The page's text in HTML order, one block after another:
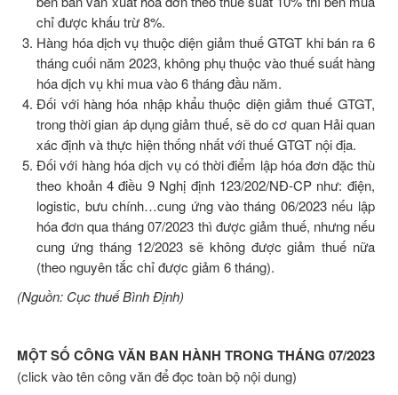
chỉ được khấu trừ 8%.
Hàng hóa dịch vụ thuộc diện giảm thuế GTGT khi bán ra 6
tháng cuối năm 2023, không phụ thuộc vào thuế suất hàng
hóa dịch vụ khi mua vào 6 tháng đầu năm.
Đối với hàng hóa nhập khẩu thuộc diện giảm thuế GTGT,
trong thời gian áp dụng giảm thuế, sẽ do cơ quan Hải quan
xác định và thực hiện thống nhất với thuế GTGT nội địa.
Đối với hàng hóa dịch vụ có thời điểm lập hóa đơn đặc thù
theo khoản 4 điều 9 Nghị định 123/202/NĐ-CP như: điện,
logistic, bưu chính…cung ứng vào tháng 06/2023 nếu lập
hóa đơn qua tháng 07/2023 thì được giảm thuế, nhưng nếu
cung ứng tháng 12/2023 sẽ không được giảm thuế nữa
(theo nguyên tắc chỉ được giảm 6 tháng).
(Nguồn: Cục thuế Bình Định)
MỘT SỐ CÔNG VĂN BAN HÀNH TRONG THÁNG 07/2023
(click vào tên công văn để đọc toàn bộ nội dung)